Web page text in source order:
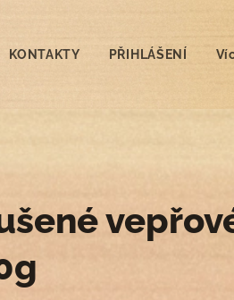
KONTAKTY PŘIHLÁŠENÍ